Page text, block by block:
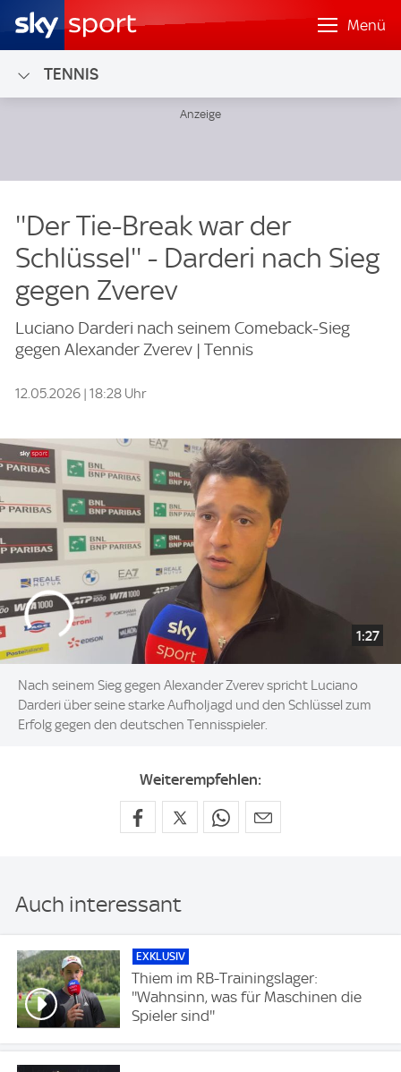
Menü
TENNIS
''Der Tie-Break war der
Schlüssel'' - Darderi nach Sieg
gegen Zverev
Luciano Darderi nach seinem Comeback-Sieg
gegen Alexander Zverev | Tennis
12.05.2026 | 18:28 Uhr
1:27
Nach seinem Sieg gegen Alexander Zverev spricht Luciano
Darderi über seine starke Aufholjagd und den Schlüssel zum
Erfolg gegen den deutschen Tennisspieler.
Weiterempfehlen:
Auch interessant
EXKLUSIV
Thiem im RB-Trainingslager:
''Wahnsinn, was für Maschinen die
Spieler sind''